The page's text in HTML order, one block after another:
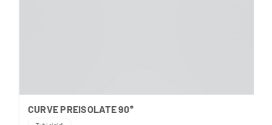
CURVE PREISOLATE 90°